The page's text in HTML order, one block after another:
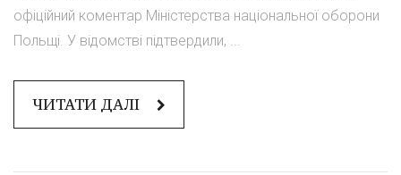
офіційний коментар Міністерства національної оборони
Польщі. У відомстві підтвердили, ...
ЧИТАТИ ДАЛІ